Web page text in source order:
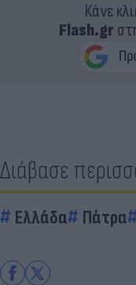
Κάνε
Flash.gr
Διάβασε
Ελλάδα Πάτρα